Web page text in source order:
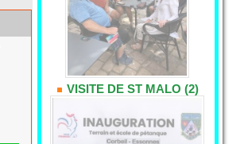
VISITE DE ST MALO (2)